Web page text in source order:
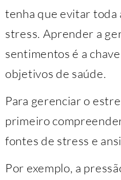
tenha que evitar toda
stress. Aprender a
sentimentos é a
objetivos de saúde.
Para gerenciar o
primeiro
fontes de stress e
Por exemplo, a